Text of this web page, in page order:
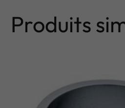
Produits